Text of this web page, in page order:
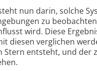
nun darin, solche
zu
wird. Diese
diesen verglichen
Stern entsteht, und der